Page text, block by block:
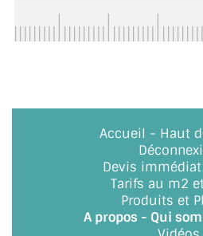
PLATS ET CORNIÈRES
LES CHARNIÈRES DE PORTE
BOUTONS ET POIGNÉES
Accueil - Haut
Devis
Tarifs au m2
Produits et
A propos - Qui